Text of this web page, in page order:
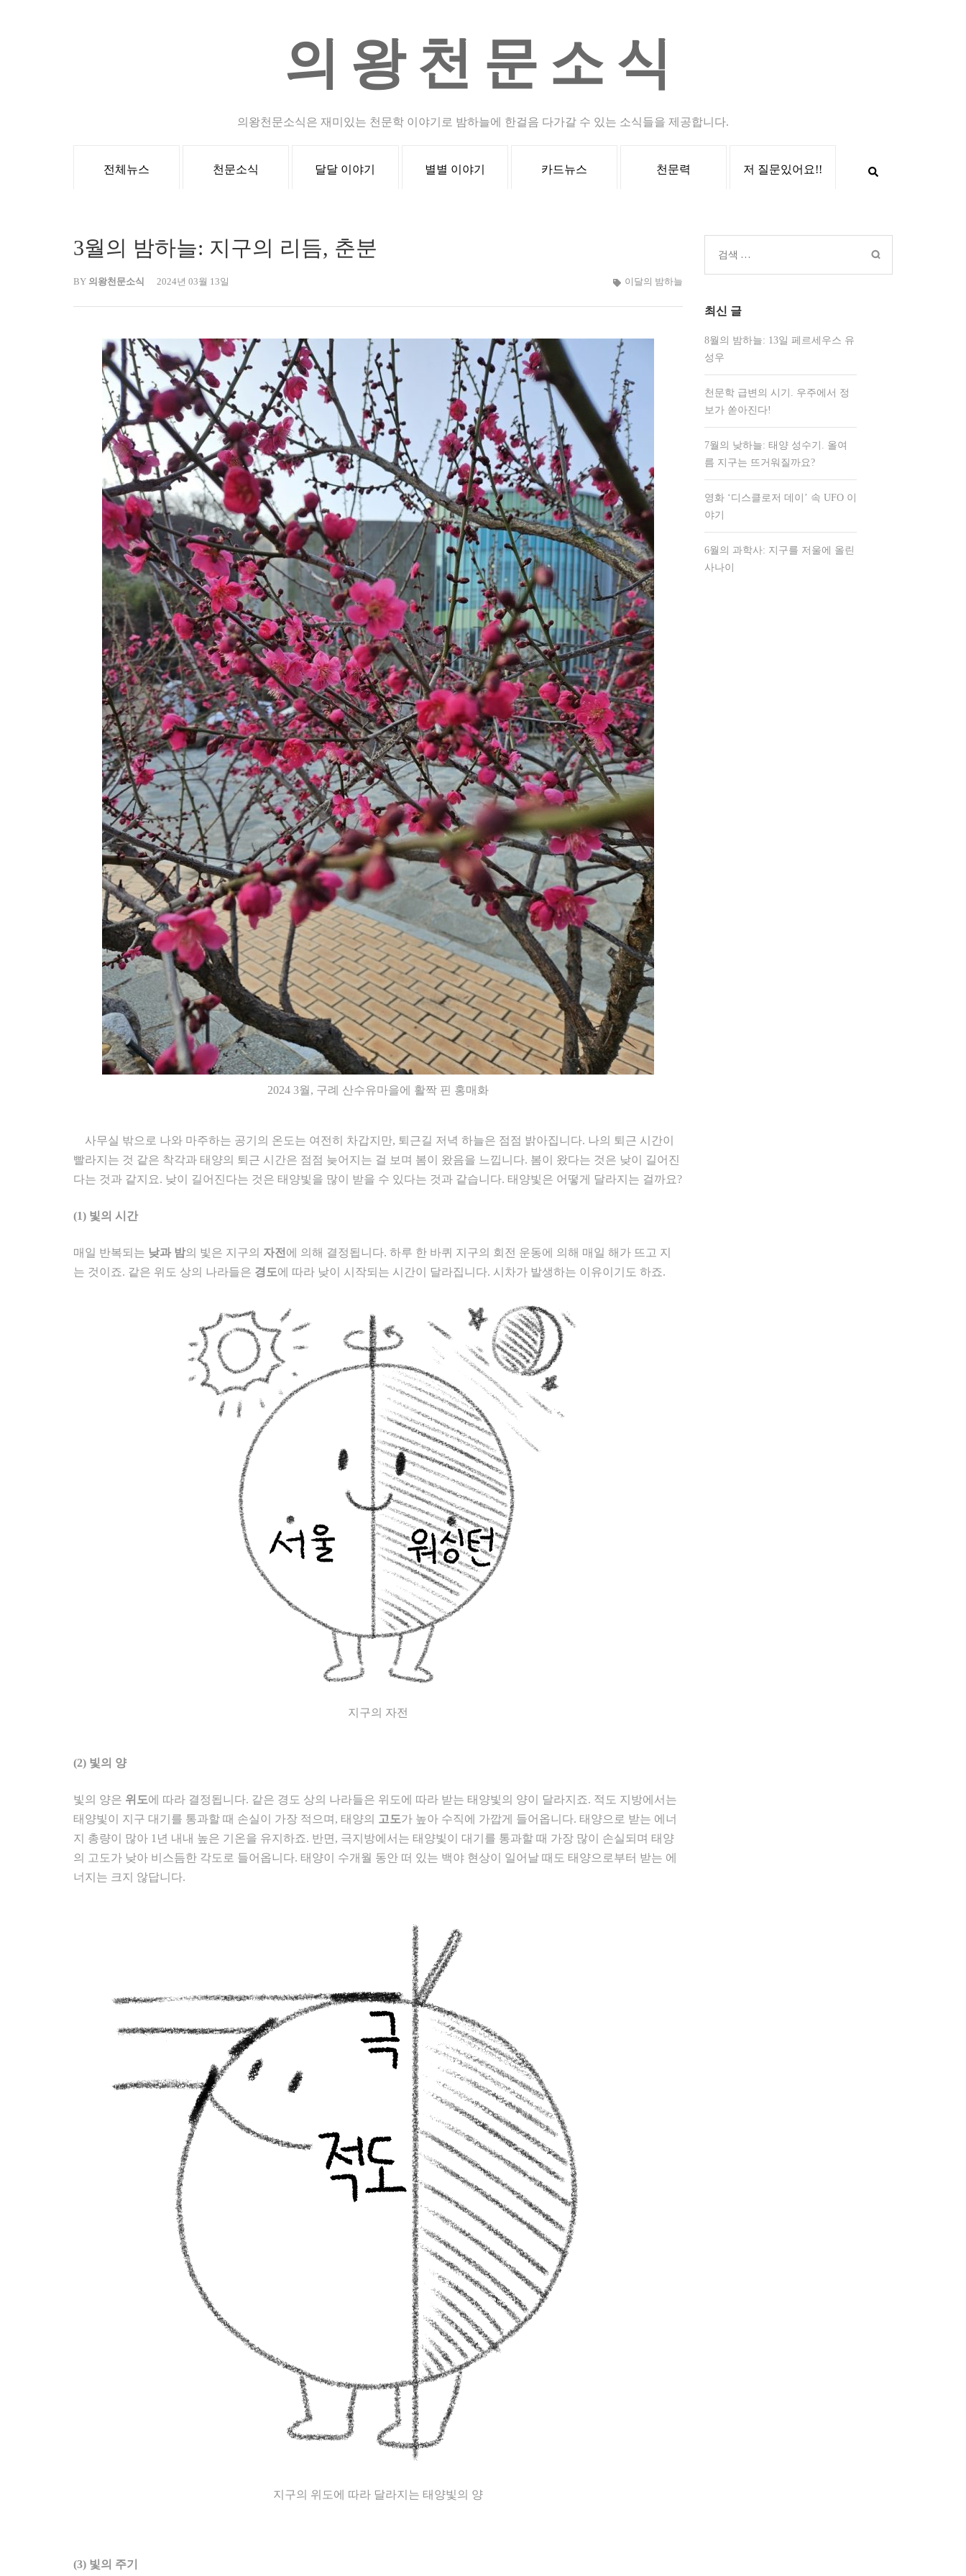
의왕천문소식
의왕천문소식은 재미있는 천문학 이야기로 밤하늘에 한걸음 다가갈 수 있는 소식들을 제공합니다.
전체뉴스 천문소식 달달 이야기 별별 이야기 카드뉴스 천문력 저 질문있어요!!
3월의 밤하늘: 지구의 리듬, 춘분
BY 의왕천문소식 2024년 03월 13일 이달의 밤하늘
2024 3월, 구례 산수유마을에 활짝 핀 홍매화
사무실 밖으로 나와 마주하는 공기의 온도는 여전히 차갑지만, 퇴근길 저녁 하늘은 점점 밝아집니다. 나의 퇴근 시간이
빨라지는 것 같은 착각과 태양의 퇴근 시간은 점점 늦어지는 걸 보며 봄이 왔음을 느낍니다. 봄이 왔다는 것은 낮이 길어진
다는 것과 같지요. 낮이 길어진다는 것은 태양빛을 많이 받을 수 있다는 것과 같습니다. 태양빛은 어떻게 달라지는 걸까요?
(1) 빛의 시간
매일 반복되는 낮과 밤의 빛은 지구의 자전 에 의해 결정됩니다. 하루 한 바퀴 지구의 회전 운동에 의해 매일 해가 뜨고 지
는 것이죠. 같은 위도 상의 나라들은 경도에 따라 낮이 시작되는 시간이 달라집니다. 시차가 발생하는 이유이기도 하죠.
지구의 자전
(2) 빛의 양
빛의 양은 위도에 따라 결정됩니다. 같은 경도 상의 나라들은 위도에 따라 받는 태양빛의 양이 달라지죠. 적도 지방에서는
태양빛이 지구 대기를 통과할 때 손실이 가장 적으며, 태양의 고도가 높아 수직에 가깝게 들어옵니다. 태양으로 받는 에너
지 총량이 많아 1년 내내 높은 기온을 유지하죠. 반면, 극지방에서는 태양빛이 대기를 통과할 때 가장 많이 손실되며 태양
의 고도가 낮아 비스듬한 각도로 들어옵니다. 태양이 수개월 동안 떠 있는 백야 현상이 일어날 때도 태양으로부터 받는 에
너지는 크지 않답니다.
지구의 위도에 따라 달라지는 태양빛의 양
(3) 빛의 주기
검
최신 글
8월의 밤하늘: 13일 페르세우스 유
성우
천문학 급변의 시기. 우주에서 정
보가 쏟아진다!
7월의 낮하늘: 태양 성수기. 올여
름 지구는 뜨거워질까요?
영화 ‘디스클로저 데이’ 속 UFO 이
야기
6월의 과학사: 지구를 저울에 올린
사나이